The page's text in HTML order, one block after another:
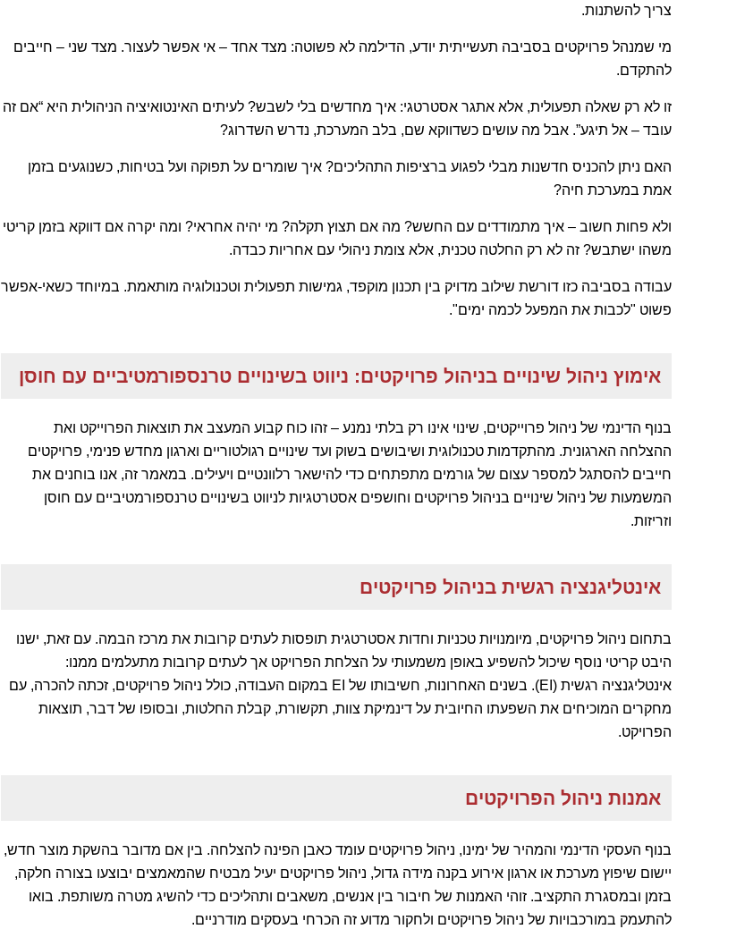
צריך להשתנות.
מי שמנהל פרויקטים בסביבה תעשייתית יודע, הדילמה לא פשוטה: מצד אחד – אי אפשר לעצור. מצד שני – חייבים
להתקדם.
זו לא רק שאלה תפעולית, אלא אתגר אסטרטגי: איך מחדשים בלי לשבש? לעיתים האינטואיציה הניהולית היא “אם זה
עובד – אל תיגע”. אבל מה עושים כשדווקא שם, בלב המערכת, נדרש השדרוג?
האם ניתן להכניס חדשנות מבלי לפגוע ברציפות התהליכים? איך שומרים על תפוקה ועל בטיחות, כשנוגעים בזמן
אמת במערכת חיה?
ולא פחות חשוב – איך מתמודדים עם החשש? מה אם תצוץ תקלה? מי יהיה אחראי? ומה יקרה אם דווקא בזמן קריטי
משהו ישתבש? זה לא רק החלטה טכנית, אלא צומת ניהולי עם אחריות כבדה.
עבודה בסביבה כזו דורשת שילוב מדויק בין תכנון מוקפד, גמישות תפעולית וטכנולוגיה מותאמת. במיוחד כשאי-אפשר
פשוט "לכבות את המפעל לכמה ימים".
אימוץ ניהול שינויים בניהול פרויקטים: ניווט בשינויים טרנספורמטיביים עם חוסן
בנוף הדינמי של ניהול פרוייקטים, שינוי אינו רק בלתי נמנע – זהו כוח קבוע המעצב את תוצאות הפרוייקט ואת
ההצלחה הארגונית. מהתקדמות טכנולוגית ושיבושים בשוק ועד שינויים רגולטוריים וארגון מחדש פנימי, פרויקטים
חייבים להסתגל למספר עצום של גורמים מתפתחים כדי להישאר רלוונטיים ויעילים. במאמר זה, אנו בוחנים את
המשמעות של ניהול שינויים בניהול פרויקטים וחושפים אסטרטגיות לניווט בשינויים טרנספורמטיביים עם חוסן
וזריזות.
אינטליגנציה רגשית בניהול פרויקטים
בתחום ניהול פרויקטים, מיומנויות טכניות וחדות אסטרטגית תופסות לעתים קרובות את מרכז הבמה. עם זאת, ישנו
היבט קריטי נוסף שיכול להשפיע באופן משמעותי על הצלחת הפרויקט אך לעתים קרובות מתעלמים ממנו:
אינטליגנציה רגשית (EI). בשנים האחרונות, חשיבותו של EI במקום העבודה, כולל ניהול פרויקטים, זכתה להכרה, עם
מחקרים המוכיחים את השפעתו החיובית על דינמיקת צוות, תקשורת, קבלת החלטות, ובסופו של דבר, תוצאות
הפרויקט.
אמנות ניהול הפרויקטים
בנוף העסקי הדינמי והמהיר של ימינו, ניהול פרויקטים עומד כאבן הפינה להצלחה. בין אם מדובר בהשקת מוצר חדש,
יישום שיפוץ מערכת או ארגון אירוע בקנה מידה גדול, ניהול פרויקטים יעיל מבטיח שהמאמצים יבוצעו בצורה חלקה,
בזמן ובמסגרת התקציב. זוהי האמנות של חיבור בין אנשים, משאבים ותהליכים כדי להשיג מטרה משותפת. בואו
להתעמק במורכבויות של ניהול פרויקטים ולחקור מדוע זה הכרחי בעסקים מודרניים.